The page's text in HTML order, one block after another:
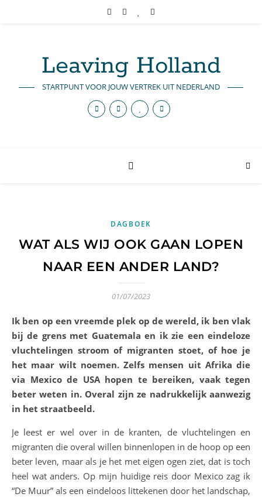
Leaving Holland
STARTPUNT VOOR JOUW VERTREK UIT NEDERLAND
DAGBOEK
WAT ALS WIJ OOK GAAN LOPEN
NAAR EEN ANDER LAND?
01/07/2023
Ik ben op een vreemde plek op de wereld, ik ben vlak
bij de grens met Guatemala en ik zie een eindeloze
vluchtelingen stroom of migranten stoet, of hoe je
het maar wilt noemen. Zelfs mensen uit Afrika die
via Mexico de USA hopen te bereiken, vaak tegen
beter weten in. Overal zijn ze nadrukkelijk aanwezig
in het straatbeeld.
Je leest er wel over in de kranten, de vluchtelingen en
migranten die overal willen binnenlopen in de hoop op een
beter leven, maar als je het met eigen ogen ziet, dat is toch
heel wat anders. Op mijn huidige reis door Mexico zag ik
“De Muur” als een eindeloos littekenen door het landschap,